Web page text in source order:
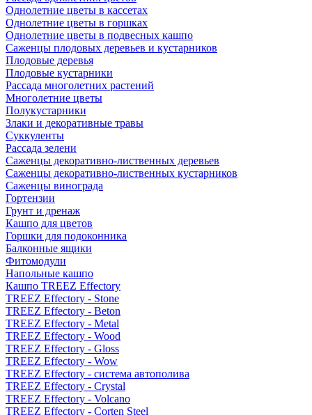
Однолетние цветы в кассетах
Однолетние цветы в горшках
Однолетние цветы в подвесных кашпо
Саженцы плодовых деревьев и кустарников
Плодовые деревья
Плодовые кустарники
Рассада многолетних растений
Многолетние цветы
Полукустарники
Злаки и декоративные травы
Суккуленты
Рассада зелени
Саженцы декоративно-лиственных деревьев
Саженцы декоративно-лиственных кустарников
Саженцы винограда
Гортензии
Грунт и дренаж
Кашпо для цветов
Горшки для подоконника
Балконные ящики
Фитомодули
Напольные кашпо
Кашпо TREEZ Effectory
TREEZ Effectory - Stone
TREEZ Effectory - Beton
TREEZ Effectory - Metal
TREEZ Effectory - Wood
TREEZ Effectory - Gloss
TREEZ Effectory - Wow
TREEZ Effectory - система автополива
TREEZ Effectory - Crystal
TREEZ Effectory - Volcano
TREEZ Effectory - Corten Steel